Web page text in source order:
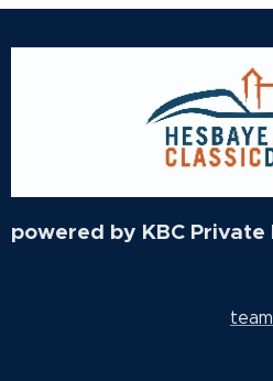
powered by KBC Private